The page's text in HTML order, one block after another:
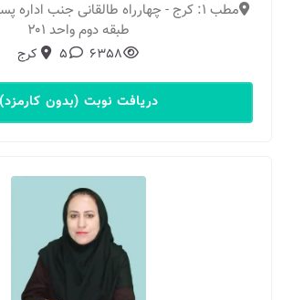
مطب 1: کرج - چهارراه طالقانی جنب
طبقه دوم واحد ۲۰۱
6358
5 کرج
دریافت نوبت (بدون کارمزد)